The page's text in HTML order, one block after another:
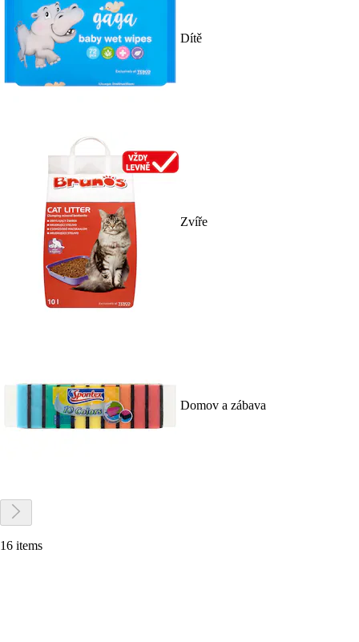
Dítě
Zvíře
Domov a zábava
16 items